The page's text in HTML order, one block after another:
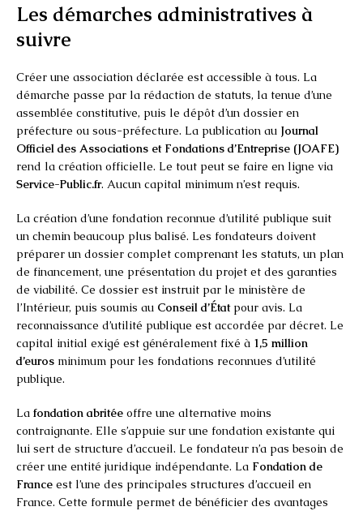
Les démarches administratives à
suivre
Créer une association déclarée est accessible à tous. La
démarche passe par la rédaction de statuts, la tenue d’une
assemblée constitutive, puis le dépôt d’un dossier en
préfecture ou sous-préfecture. La publication au Journal
Officiel des Associations et Fondations d’Entreprise (JOAFE)
rend la création officielle. Le tout peut se faire en ligne via
Service-Public.fr. Aucun capital minimum n’est requis.
La création d’une fondation reconnue d’utilité publique suit
un chemin beaucoup plus balisé. Les fondateurs doivent
préparer un dossier complet comprenant les statuts, un plan
de financement, une présentation du projet et des garanties
de viabilité. Ce dossier est instruit par le ministère de
l’Intérieur, puis soumis au Conseil d’Étatpour avis. La
reconnaissance d’utilité publique est accordée par décret. Le
capital initial exigé est généralement fixé à 1,5 million
d’euros minimum pour les fondations reconnues d’utilité
publique.
La fondation abritée offre une alternative moins
contraignante. Elle s’appuie sur une fondation existante qui
lui sert de structure d’accueil. Le fondateur n’a pas besoin de
créer une entité juridique indépendante. La Fondation de
France est l’une des principales structures d’accueil en
France. Cette formule permet de bénéficier des avantages